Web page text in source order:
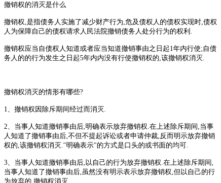
撤销权的消灭是什么
撤销权 ,是指债务人实施了减少财产行为,危及债权人的债权实现时,债权
人为保障自己的债权请求人民法院撤销债务人处分行为的权利.
撤销权应当自债权人知道或者应当知道撤销事由之日起1年内行使;自债
务人的的行为发生之日起5年内内没有行使撤销权的,该撤销权消灭.
撤销权消灭的情形有哪些?
1、撤销权因除斥期间经过而消灭.
2、当事人知道撤销事由后,明确表示放弃撤销权.在上述除斥期间,当事
人知道了撤销事由后,不但不提起诉讼或者申请仲裁,反而明示放弃撤销
权的,该撤销权消灭."明确表示"的方式是口头的或书面的均可.
3、当事人知道撤销事由后,以自己的行为放弃撤销权.在上述除斥期间,
当事人知道了撤销事由后,虽然没有明示表示放弃撤销权,但以自己的行
为放弃的,撤销权消灭.